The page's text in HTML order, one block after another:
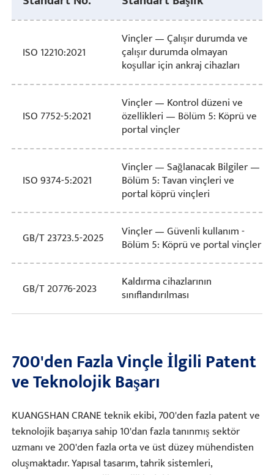
ISO 12210:2021
Vinçler — Çalışır durumda ve
çalışır durumda olmayan
koşullar için ankraj cihazları
ISO 7752-5:2021
Vinçler — Kontrol düzeni ve
özellikleri — Bölüm 5: Köprü ve
portal vinçler
ISO 9374-5:2021
Vinçler — Sağlanacak Bilgiler —
Bölüm 5: Tavan vinçleri ve
portal köprü vinçleri
GB/T 23723.5-2025 Vinçler — Güvenli kullanım -
Bölüm 5: Köprü ve portal vinçler
GB/T 20776-2023 Kaldırma cihazlarının
sınıflandırılması
700'den Fazla Vinçle İlgili Patent
ve Teknolojik Başarı
KUANGSHAN CRANE teknik ekibi, 700'den fazla patent ve
teknolojik başarıya sahip 10'dan fazla tanınmış sektör
uzmanı ve 200'den fazla orta ve üst düzey mühendisten
oluşmaktadır. Yapısal tasarım, tahrik sistemleri,